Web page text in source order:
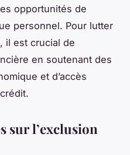
opportunités de
personnel. Pour lutter
il est crucial de
en soutenant des
et d’accès
sur l’exclusion